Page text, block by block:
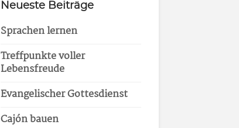
Neueste Beiträge
Sprachen lernen
Treffpunkte voller
Lebensfreude
Evangelischer Gottesdienst
Cajón bauen